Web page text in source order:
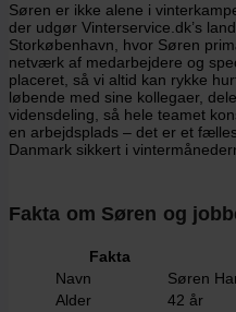
Søren er ikke alene i
der udgør Vinterservice.dk’s
Storkøbenhavn, hvor Søren
netværk af medarbejdere og
placeret, så vi altid kan rykke
løbende med sine kollegaer,
vidensdeling, så hele teamet
en arbejdsplads – det er et
Danmark sikkert i
Fakta om Søren og
Fakta
Navn
Søren
Alder
42 år